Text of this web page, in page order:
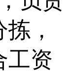
，
工资